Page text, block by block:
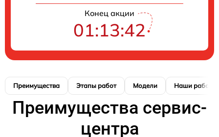
Конец акции
01:13:41
Преимущества Этапы работ Модели Наши работы
Преимущества сервис-
центра